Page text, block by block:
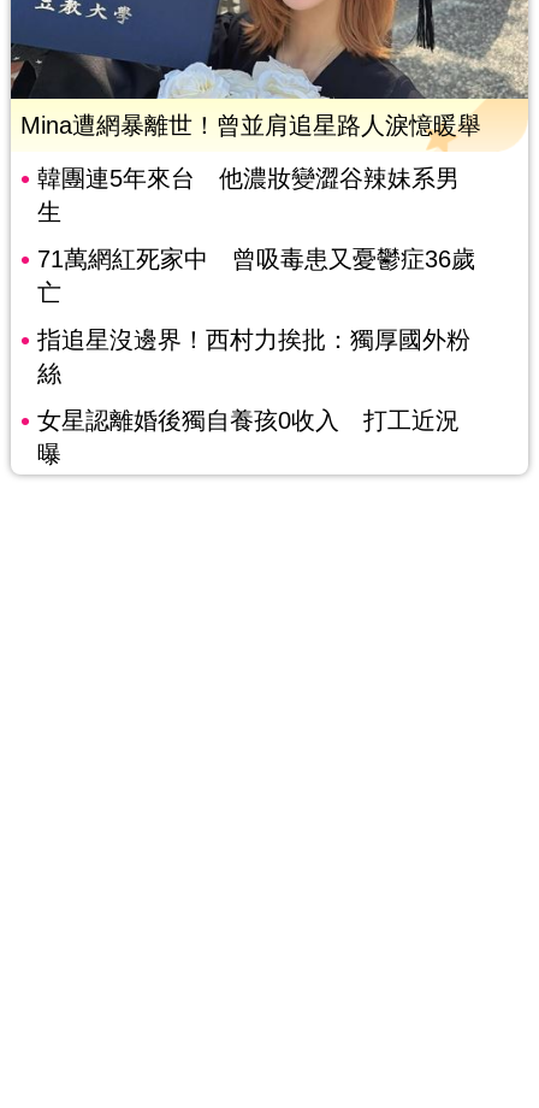
Mina遭網暴離世！曾並肩追星路人淚憶暖舉
韓團連5年來台 他濃妝變澀谷辣妹系男
生
71萬網紅死家中 曾吸毒患又憂鬱症36歲
亡
指追星沒邊界！西村力挨批：獨厚國外粉
絲
女星認離婚後獨自養孩0收入 打工近況
曝